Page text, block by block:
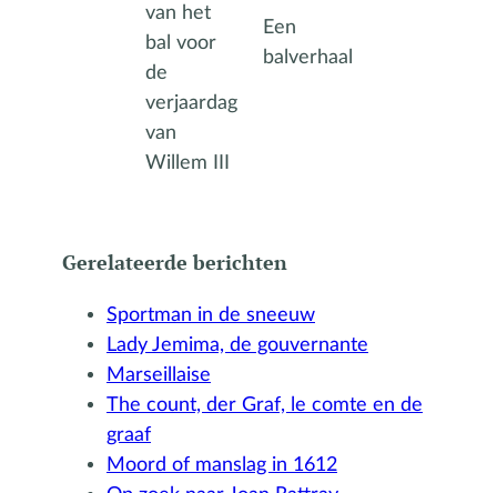
van het
bal voor
de
verjaardag
van
Willem III
Een
balverhaal
Gerelateerde berichten
Sportman in de sneeuw
Lady Jemima, de gouvernante
Marseillaise
The count, der Graf, le comte en de
graaf
Moord of manslag in 1612